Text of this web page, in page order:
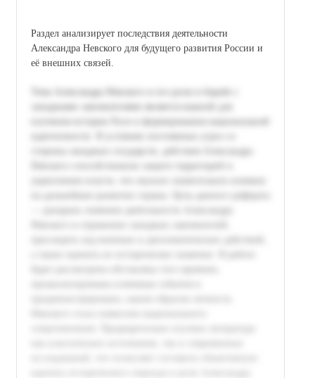
Раздел анализирует последствия деятельности
Александра Невского для будущего развития России и
её внешних связей.